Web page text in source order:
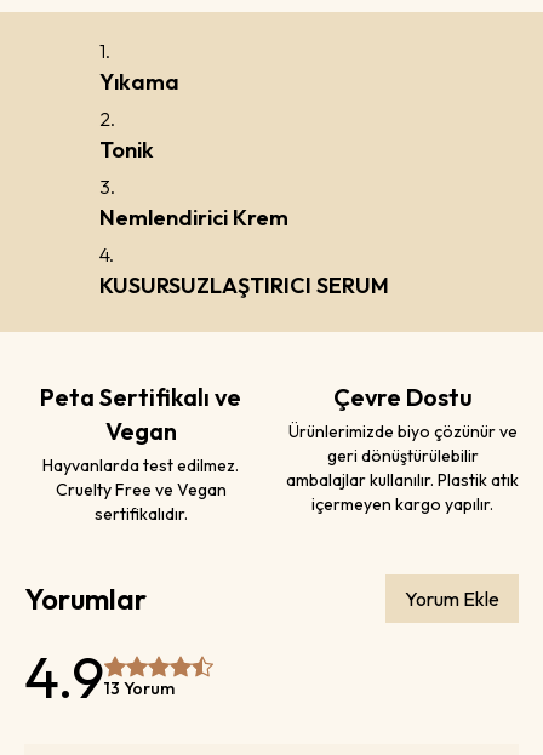
1.
Yıkama
2.
Tonik
3.
Nemlendirici Krem
4.
KUSURSUZLAŞTIRICI SERUM
Peta Sertifikalı ve
Vegan
Hayvanlarda test edilmez.
Cruelty Free ve Vegan
sertifikalıdır.
Çevre Dostu
Ürünlerimizde biyo çözünür ve
geri dönüştürülebilir
ambalajlar kullanılır. Plastik atık
içermeyen kargo yapılır.
Yorumlar Yorum Ekle
4.913 Yorum